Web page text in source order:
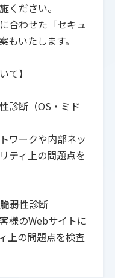
ください。
合わせた「セキュ
もいたします。
て】
診断（OS・ミド
ワークや内部ネッ
ティ上の問題点を
弱性診断
様のWebサイトに
上の問題点を検査